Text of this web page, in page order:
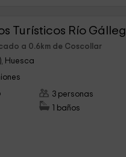
a 0.6km de Coscollar
Huesca
3 personas
1 baños